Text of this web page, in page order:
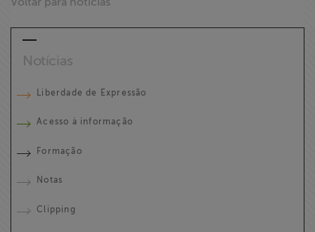
Notícias
Liberdade de Expressão
Acesso à informação
Formação
Notas
Clipping